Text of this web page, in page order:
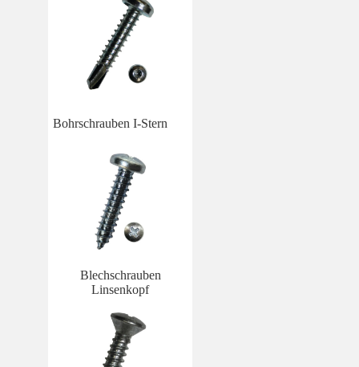
Bohrschrauben I-Stern
Blechschrauben
Linsenkopf